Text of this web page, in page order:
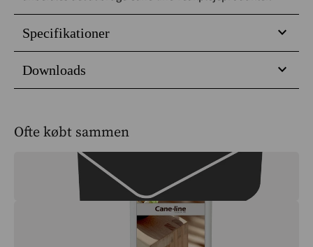
Specifikationer
Downloads
Ofte købt sammen